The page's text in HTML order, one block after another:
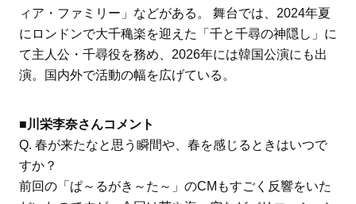
ィア・ファミリー」などがある。 舞台では、2024年夏
にロンドンで大千穐楽を迎えた「千と千尋の神隠し」に
て主人公・千尋役を務め、2026年には韓国公演にも出
演。国内外で活動の幅を広げている。
■川栄李奈さんコメント
Q. 春が来たなと思う瞬間や、春を感じるときはいつで
すか？
前回の「ぱ～るがき～た～」のCMもすごく反響をいた